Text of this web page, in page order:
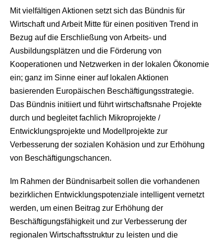
Mit vielfältigen Aktionen setzt sich das Bündnis für
Wirtschaft und Arbeit Mitte für einen positiven Trend in
Bezug auf die Erschließung von Arbeits- und
Ausbildungsplätzen und die Förderung von
Kooperationen und Netzwerken in der lokalen Ökonomie
ein; ganz im Sinne einer auf lokalen Aktionen
basierenden Europäischen Beschäftigungsstrategie.
Das Bündnis initiiert und führt wirtschaftsnahe Projekte
durch und begleitet fachlich Mikroprojekte /
Entwicklungsprojekte und Modellprojekte zur
Verbesserung der sozialen Kohäsion und zur Erhöhung
von Beschäftigungschancen.
Im Rahmen der Bündnisarbeit sollen die vorhandenen
bezirklichen Entwicklungspotenziale intelligent vernetzt
werden, um einen Beitrag zur Erhöhung der
Beschäftigungsfähigkeit und zur Verbesserung der
regionalen Wirtschaftsstruktur zu leisten und die